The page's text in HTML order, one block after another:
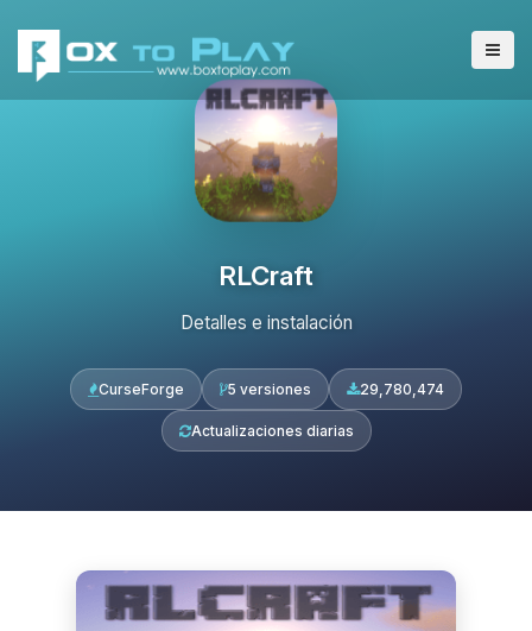
RLCraft
Detalles e instalación
CurseForge 5 versiones 29,780,474
Actualizaciones diarias